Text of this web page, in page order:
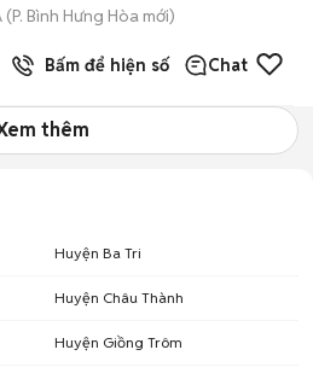
(P. Bình Hưng Hòa mới)
bán Bấm để hiện số Chat
thêm
Huyện Ba Tri
Huyện Châu Thành
Huyện Giồng Trôm